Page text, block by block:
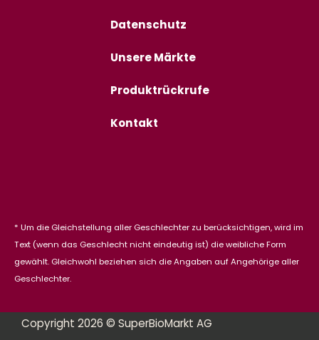
Datenschutz
Unsere Märkte
Produktrückrufe
Kontakt
* Um die Gleichstellung aller Geschlechter zu berücksichtigen, wird im
Text (wenn das Geschlecht nicht eindeutig ist) die weibliche Form
gewählt. Gleichwohl beziehen sich die Angaben auf Angehörige aller
Geschlechter.
Copyright 2026 © SuperBioMarkt AG